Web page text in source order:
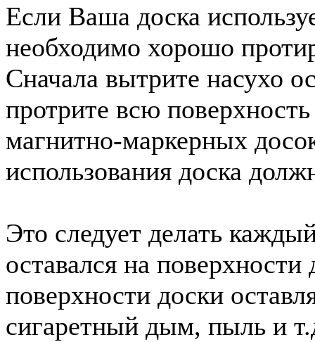
Если Ваша доска
необходимо хорошо
Сначала вытрите насухо
протрите всю
магнитно-маркерных
использования доска
Это следует делать
оставался на
поверхности доски
сигаретный дым, пыль и